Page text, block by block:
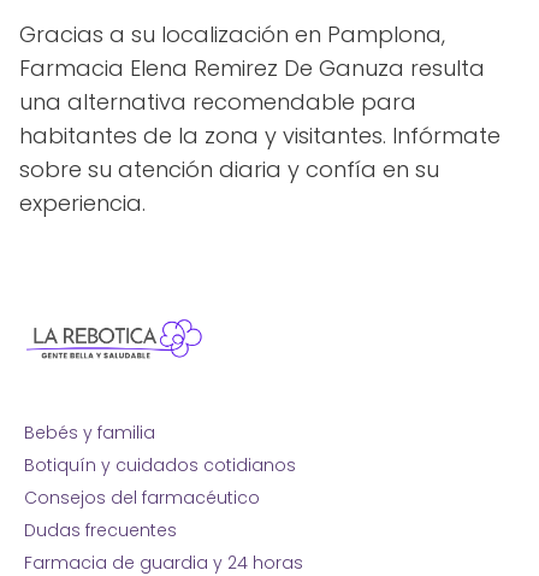
Gracias a su localización en Pamplona,
Farmacia Elena Remirez De Ganuza resulta
una alternativa recomendable para
habitantes de la zona y visitantes. Infórmate
sobre su atención diaria y confía en su
experiencia.
Bebés y familia
Botiquín y cuidados cotidianos
Consejos del farmacéutico
Dudas frecuentes
Farmacia de guardia y 24 horas